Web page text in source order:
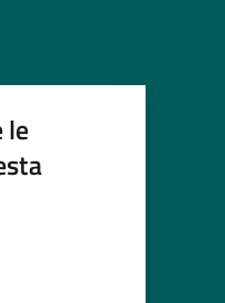
le